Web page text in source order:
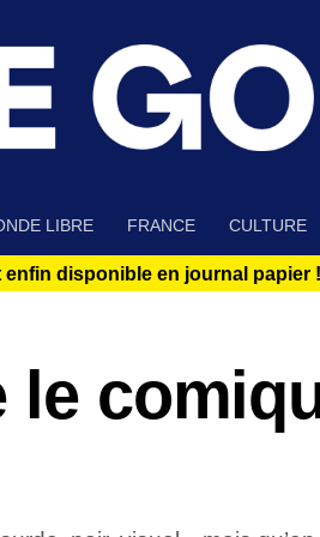
LIBRE FRANCE CULTURE
enfin disponible en journal papier !